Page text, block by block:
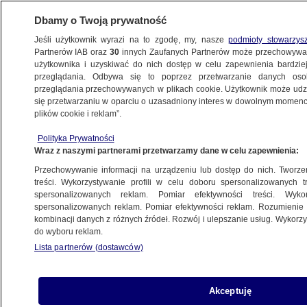
BIZNES
RYNKI
oczywiste"
Oprac.Wiktor Knowski
23.04.2026, 09:22
Posłuchaj artykułu
Czyta lektor AI
Dbamy o Twoją prywatność
Jeśli użytkownik wyrazi na to zgodę, my, naszepodmioty
Partnerów IAB oraz30 innych Zaufanych Partnerów może
użytkownika i uzyskiwać do nich dostęp w celu zapewnienia
przeglądania. Odbywa się to poprzez przetwarzanie danych
przeglądania przechowywanych w plikach cookie. Użytkownik może
się przetwarzaniu w oparciu o uzasadniony interes w dowolnym
plików cookie i reklam”.
Polityka Prywatności
Wraz z naszymi partnerami przetwarzamy dane w celu zapewnienia:
Przechowywanie informacji na urządzeniu lub dostęp do nich.
treści. Wykorzystywanie profili w celu doboru spersonalizowanych
spersonalizowanych reklam. Pomiar efektywności treści.
spersonalizowanych reklam. Pomiar efektywności reklam.
kombinacji danych z różnych źródeł. Rozwój i ulepszanie usług.
do wyboru reklam.
Lista partnerów (dostawców)
Akceptuję